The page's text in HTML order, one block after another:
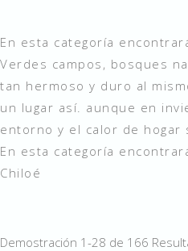
En esta categoría
Verdes campos, bosques
tan hermoso y duro al
un lugar así. aunque en
entorno y el calor de
En esta categoría
Chiloé
Demostración 1-28 de 166